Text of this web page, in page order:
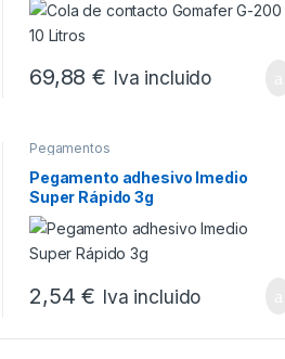
69,88€ Iva incluido
Pegamentos
Pegamento adhesivo Imedio
Super Rápido 3g
2,54€ Iva incluido